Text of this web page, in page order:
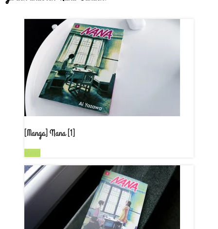
[Manga] Nana [1]